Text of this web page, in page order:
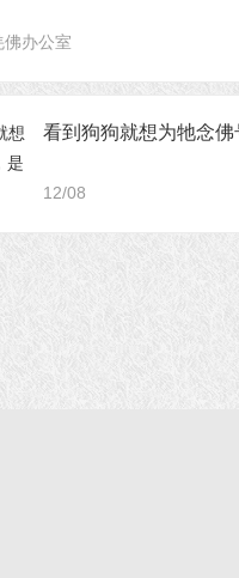
佛办公室
看到狗狗就想为牠念佛
12/08